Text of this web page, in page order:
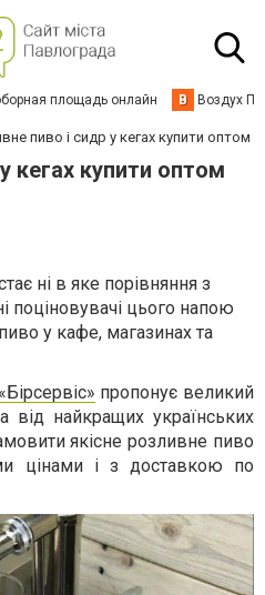
площадь онлайн В Воздух
пиво і сидр у кегах купити оптом
кегах купити оптом
ні в яке порівняння з
цього напою
у кафе, магазинах та
пропонує великий
від найкращих українських
якісне розливне пиво
цінами і з доставкою по